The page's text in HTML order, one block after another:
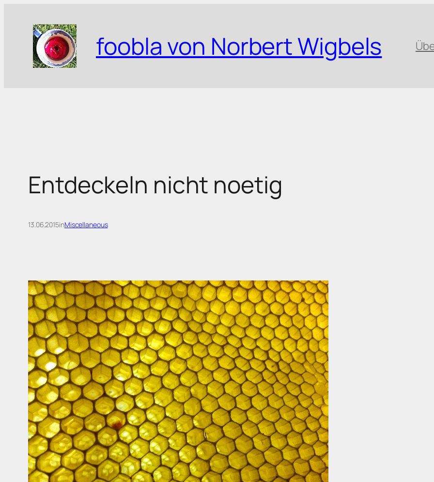
springen
foobla von Norbert Wigbels
Entdeckeln nicht noetig
13.06.2015inMiscellaneous